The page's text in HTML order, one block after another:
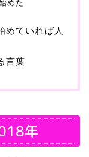
めた
めていれば人
言葉
年